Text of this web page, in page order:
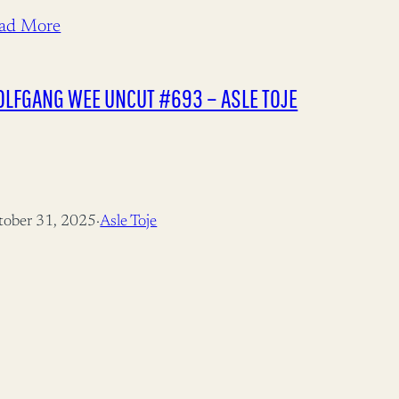
evne til reform. Mange
More
WEE UNCUT #693 – ASLE TOJE
31, 2025·Asle Toje